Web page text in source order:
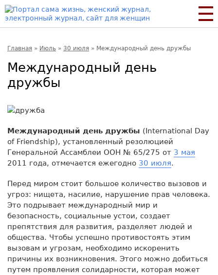
Главная » Июль » 30 июля » Международный день дружбы
Международный день
дружбы
Международный день дружбы (International Day
of Friendship), установленный резолюцией
Генеральной Ассамблеи ООН № 65/275 от 3 мая
2011 года, отмечается ежегодно 30 июля.
Перед миром стоит большое количество вызовов и
угроз: нищета, насилие, нарушение прав человека.
Это подрывает международный мир и
безопасность, социальные устои, создает
препятствия для развития, разделяет людей и
общества. Чтобы успешно противостоять этим
вызовам и угрозам, необходимо искоренить
причины их возникновения. Этого можно добиться
путем проявления солидарности, которая может